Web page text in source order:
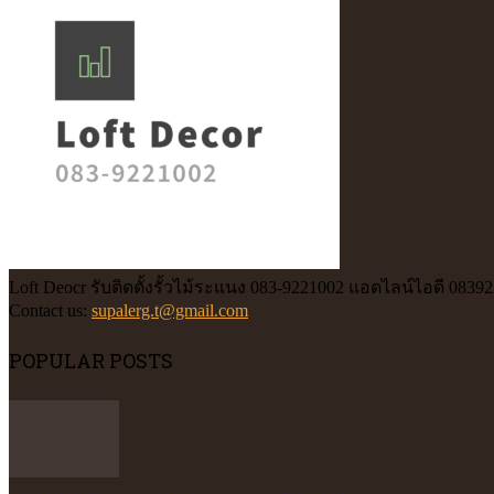
Loft Deocr รับติดตั้งรั้วไม้ระแนง 083-9221002 แอดไลน์ไอดี
Contact us: supalerg.t@gmail.com
POPULAR POSTS